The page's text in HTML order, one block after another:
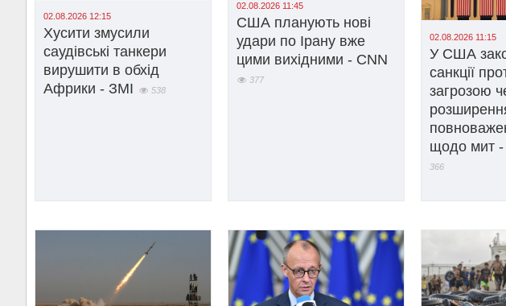
02.08.2026 12:15
Хусити змусили
саудівські танкери
вирушити в обхід
Африки - ЗМІ
538
02.08.2026 11:45
США планують нові
удари по Ірану вже
цими вихідними - CNN
377
02.08.2026 11:15
У США
санкції
загрозою
щодо мит -
366